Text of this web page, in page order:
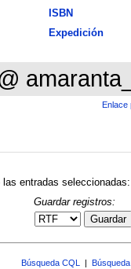
ISBN
Expedición
Enlace
las entradas seleccionadas:
Guardar registros:
Guardar
Búsqueda CQL